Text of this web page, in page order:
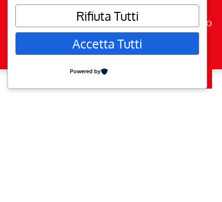
Crescita personale e miglioramento continuo
Rifiuta Tutti
Accetta Tutti
Powered by